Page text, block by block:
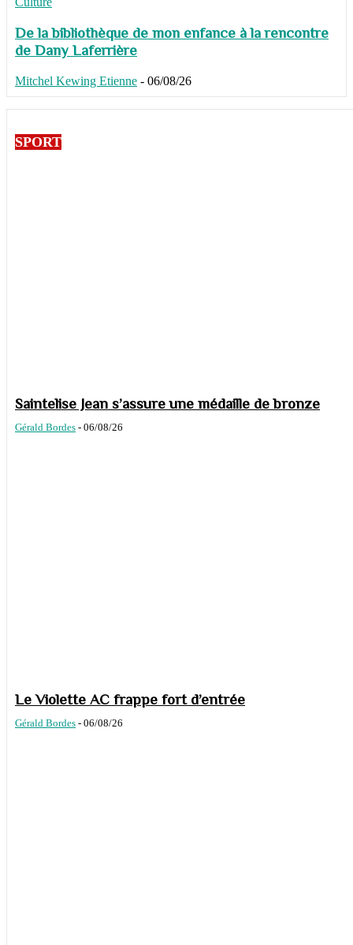
De la bibliothèque de mon enfance à la rencontre
de Dany Laferrière
Mitchel Kewing Etienne - 06/08/26
SPORT
Saintelise Jean s’assure une médaille de bronze
Gérald Bordes - 06/08/26
Le Violette AC frappe fort d’entrée
Gérald Bordes - 06/08/26